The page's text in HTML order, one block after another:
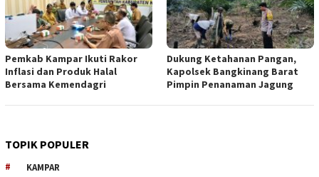
Pemkab Kampar Ikuti Rakor
Inflasi dan Produk Halal
Bersama Kemendagri
Dukung Ketahanan Pangan,
Kapolsek Bangkinang Barat
Pimpin Penanaman Jagung
TOPIK POPULER
KAMPAR